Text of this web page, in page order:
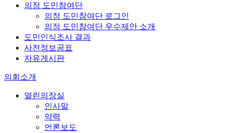
의정 도민참여단
의정 도민참여단 로그인
의정 도민참여단 우수제안 소개
도민인식조사 결과
사전정보공표
자유게시판
의회소개
열린의장실
인사말
약력
언론보도